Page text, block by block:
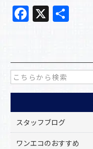
F
a
e
b
o
o
k
X
スタッフブログ
ワンエコのおすすめ